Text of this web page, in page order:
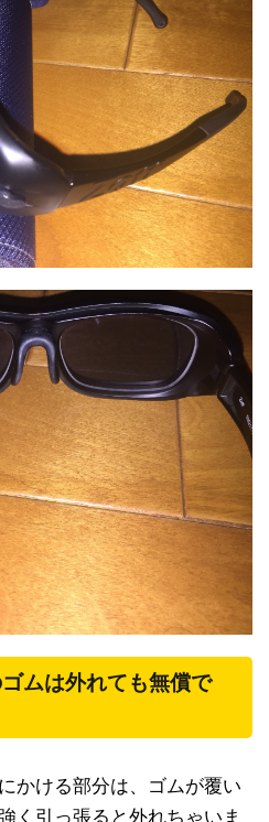
ムは外れても無償で
かける部分は、ゴムが覆い
く引っ張ると外れちゃいま